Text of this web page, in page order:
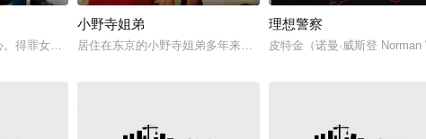
。“今天，我来办！”由于直升机没有位置，中央情报部金部长没有和总统一起去
得罪女友的后果常常会非常严重，更何况片中可怜的马特（卢克·威尔逊 Luke
小野寺姐弟
居住在东京的小野寺姐弟多年来相依为命，过着平凡而又不乏小
理想警察
皮特金（诺曼·威斯登